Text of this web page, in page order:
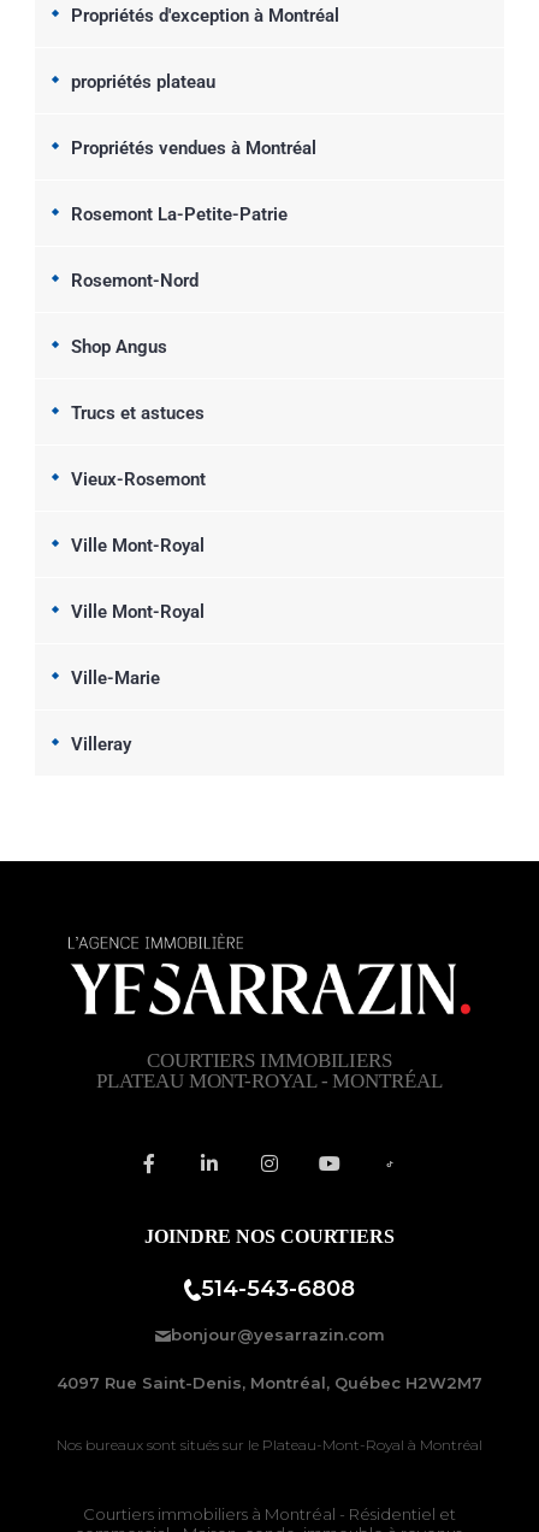
Propriétés d'exception à Montréal
propriétés plateau
Propriétés vendues à Montréal
Rosemont La-Petite-Patrie
Rosemont-Nord
Shop Angus
Trucs et astuces
Vieux-Rosemont
Ville Mont-Royal
Ville Mont-Royal
Ville-Marie
Villeray
COURTIERS IMMOBILIERS
PLATEAU MONT-ROYAL - MONTRÉAL
JOINDRE NOS COURTIERS
514-543-6808
bonjour@yesarrazin.com
4097 Rue Saint-Denis, Montréal, Québec H2W2M7
Nos bureaux sont situés sur le Plateau-Mont-Royal à Montréal
Courtiers immobiliers à Montréal - Résidentiel et